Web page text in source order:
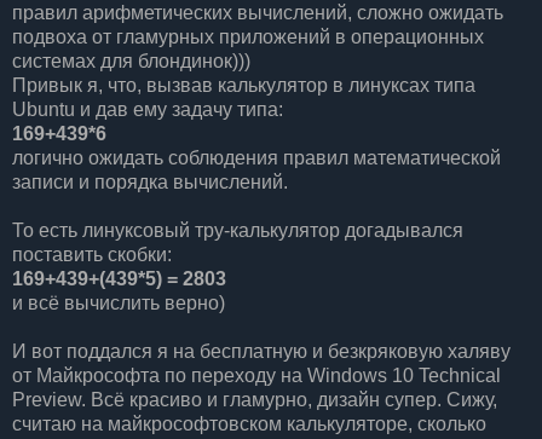
правил арифметических вычислений, сложно ожидать
подвоха от гламурных приложений в операционных
системах для блондинок)))
Привык я, что, вызвав калькулятор в линуксах типа
Ubuntu и дав ему задачу типа:
169+439*6
логично ожидать соблюдения правил математической
записи и порядка вычислений.
То есть линуксовый тру-калькулятор догадывался
поставить скобки:
169+439+(439*5) = 2803
и всё вычислить верно)
И вот поддался я на бесплатную и безкряковую халяву
от Майкрософта по переходу на Windows 10 Technical
Preview. Всё красиво и гламурно, дизайн супер. Сижу,
считаю на майкрософтовском калькуляторе, сколько